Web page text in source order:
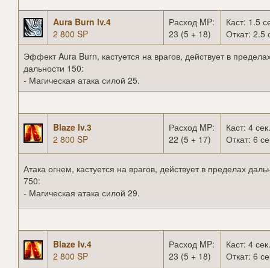
Aura Burn lv.4
2 800 SP
Расход MP:
23 (5 + 18)
Каст: 1.5
Откат: 2.5
Эффект Aura Burn, кастуется на врагов, действует в
дальности 150:
- Магическая атака силой 25.
Blaze lv.3
2 800 SP
Расход MP:
22 (5 + 17)
Каст: 4 сек.
Откат: 6
Атака огнем, кастуется на врагов, действует в пределах
750:
- Магическая атака силой 29.
Blaze lv.4
2 800 SP
Расход MP:
23 (5 + 18)
Каст: 4 сек.
Откат: 6